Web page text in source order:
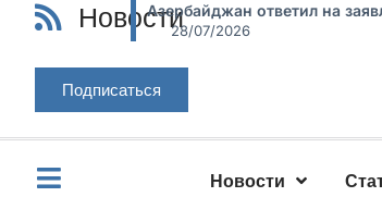
НовостиАзербайджан ответил на
28/07/2026
Подписаться
Новости